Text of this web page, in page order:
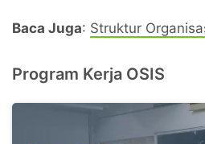
Baca Juga: Struktur
Program Kerja OSIS